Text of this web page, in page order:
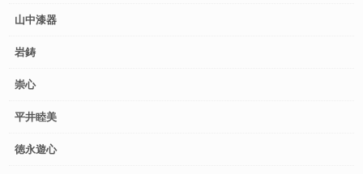
山中漆器
岩鋳
崇心
平井睦美
徳永遊心